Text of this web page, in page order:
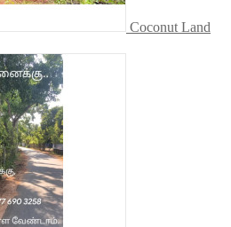
Coconut Land